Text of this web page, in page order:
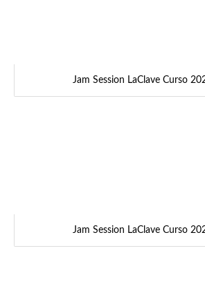
Jam Session LaClave Curso
Jam Session LaClave Curso